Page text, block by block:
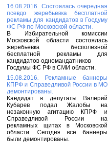
16.08.2016. Состоялась очередная
псевдо жеребьевка бесплатной
рекламы для кандидатов в Госдуму
ФС РФ по Московской области.
В Избирательной комиссии
Московской области состоялась
жеребьевка бесполезной
бесплатной рекламы для
кандидатов-одномандатников
Госдумы ФС РФ в СМИ области.
15.08.2016. Рекламные баннеры
КПРФ и Справедливой России в МО
демонтированы.
Кандидат в депутаты Валерий
Кубарев подал Жалобы на
незаконную агитацию КПРФ и
Справедливой России на
рекламных щитах в Московской
области. Сегодня все баннеры
были демонтированы.